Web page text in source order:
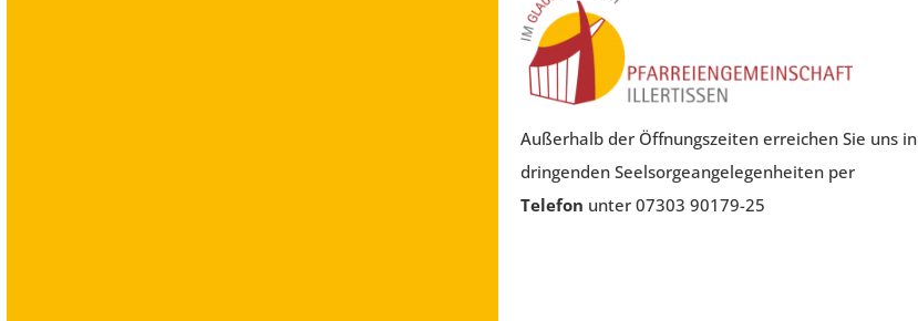
Außerhalb der Öffnungszeiten erreichen Sie uns in
dringenden Seelsorgeangelegenheiten per
Telefon unter 07303 90179-25